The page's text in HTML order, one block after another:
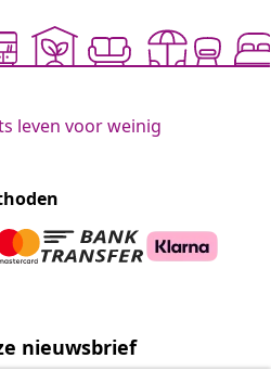
shoppers die
en nieuwe
indienen